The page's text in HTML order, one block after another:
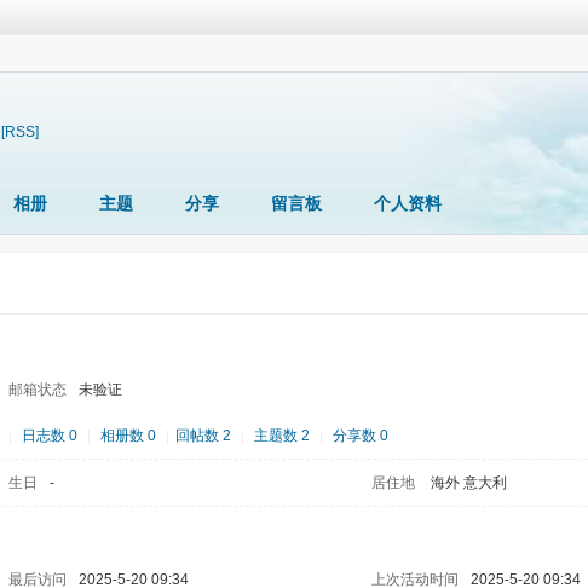
[RSS]
相册 主题 分享 留言板 个人资料
邮箱状态 未验证
日志数 0 相册数 0 回帖数 2 主题数 2 分享数 0
生日 - 居住地 海外 意大利
最后访问 2025-5-20 09:34 上次活动时间
2025-5-20 09:34